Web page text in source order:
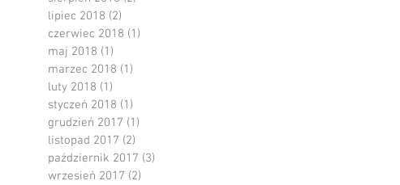
lipiec 2018 (2)
czerwiec 2018 (1)
maj 2018 (1)
marzec 2018 (1)
luty 2018 (1)
styczeń 2018 (1)
grudzień 2017 (1)
listopad 2017 (2)
październik 2017 (3)
wrzesień 2017 (2)